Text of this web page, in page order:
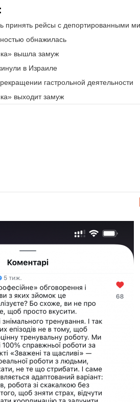
принять рейсы с депортированными
обнажилась
вышла замуж
в Израиле
гастрольной деятельности
выходит замуж